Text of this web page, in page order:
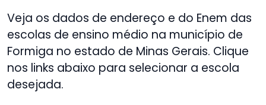
Veja os dados de endereço e do Enem das
escolas de ensino médio na município de
Formiga no estado de Minas Gerais. Clique
nos links abaixo para selecionar a escola
desejada.